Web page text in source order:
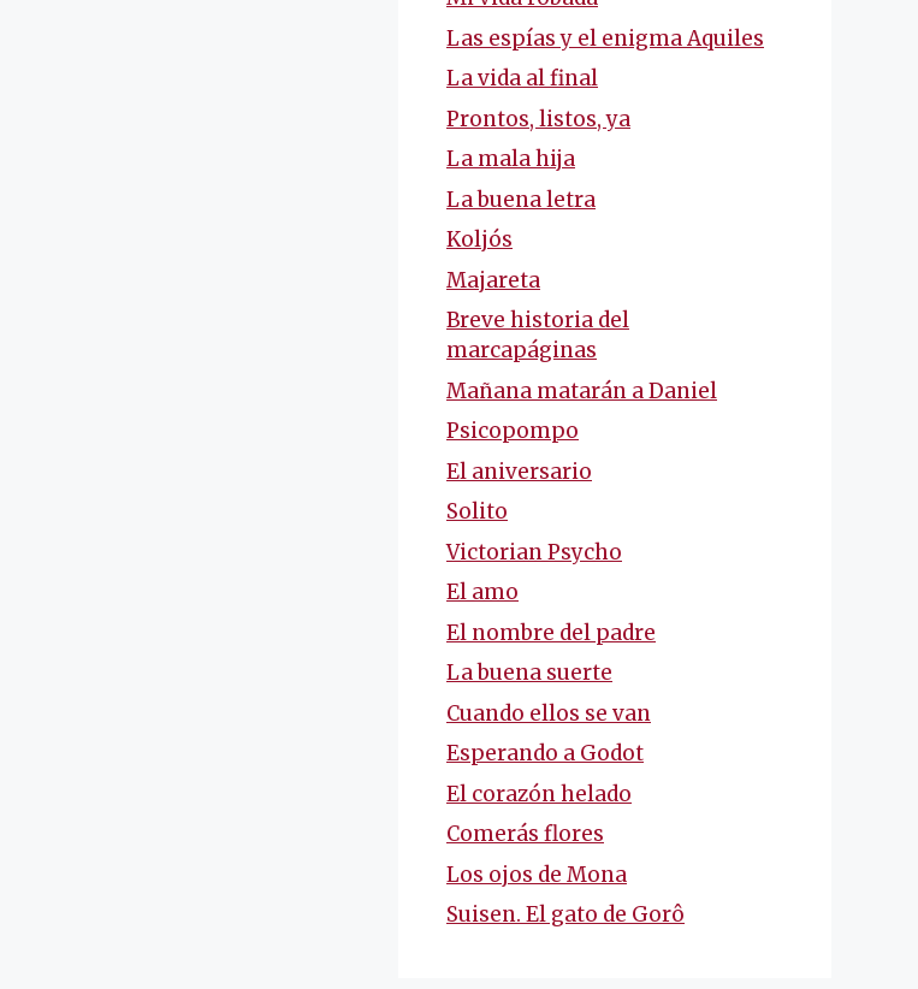
Las espías y el enigma Aquiles
La vida al final
Prontos, listos, ya
La mala hija
La buena letra
Koljós
Majareta
Breve historia del
marcapáginas
Mañana matarán a Daniel
Psicopompo
El aniversario
Solito
Victorian Psycho
El amo
El nombre del padre
La buena suerte
Cuando ellos se van
Esperando a Godot
El corazón helado
Comerás flores
Los ojos de Mona
Suisen. El gato de Gorô